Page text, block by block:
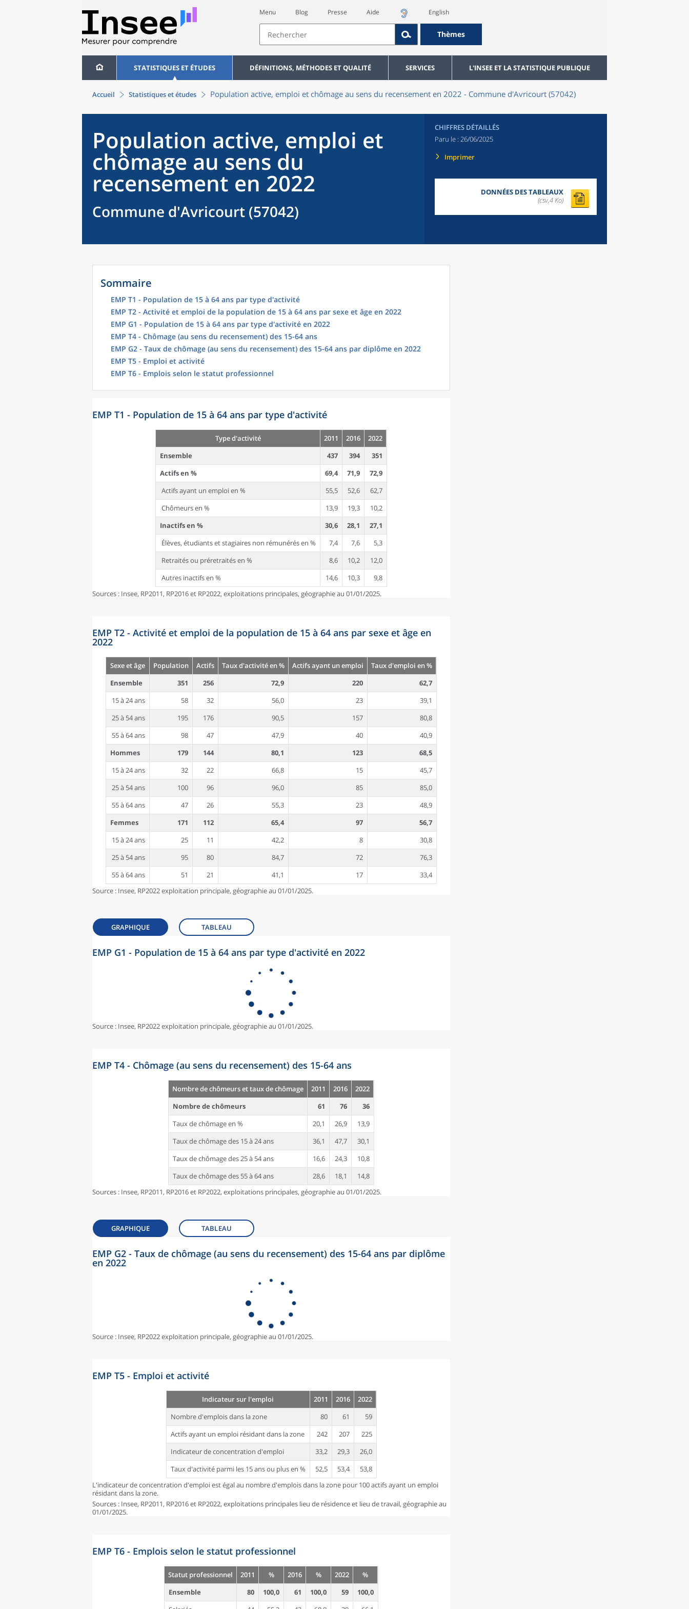
Menu Blog Presse Aide English
Thèmes
STATISTIQUES ET ÉTUDES DÉFINITIONS, MÉTHODES ET QUALITÉ SERVICES L'INSEE ET LA STATISTIQUE PUBLIQUE
Accueil Statistiques et études Population active, emploi et chômage au sens du recensement en 2022 - Commune d'Avricourt (57042)
Population active, emploi et
chômage au sens du
recensement en 2022
Commune d'Avricourt (57042)
CHIFFRES DÉTAILLÉS
Paru le : 26/06/2025
Imprimer
DONNÉES DES TABLEAUX
(csv,4 Ko)
Sommaire
EMP T1 - Population de 15 à 64 ans par type d'activité
EMP T2 - Activité et emploi de la population de 15 à 64 ans par sexe et âge en 2022
EMP G1 - Population de 15 à 64 ans par type d'activité en 2022
EMP T4 - Chômage (au sens du recensement) des 15-64 ans
EMP G2 - Taux de chômage (au sens du recensement) des 15-64 ans par diplôme en 2022
EMP T5 - Emploi et activité
EMP T6 - Emplois selon le statut professionnel
EMP T1 - Population de 15 à 64 ans par type d'activité
Type d'activité 2011 2016
2022
Ensemble
437 394
351
Actifs en %
69,4 71,9
72,9
Actifs ayant un emploi en %
55,5 52,6
62,7
Chômeurs en %
13,9 19,3
10,2
Inactifs en %
30,6 28,1
27,1
Élèves, étudiants et stagiaires non rémunérés en %
7,4 7,6
5,3
Retraités ou préretraités en %
8,6 10,2
12,0
Autres inactifs en %
14,6 10,3
9,8
Sources : Insee, RP2011, RP2016 et RP2022, exploitations principales, géographie au 01/01/2025.
EMP T2 - Activité et emploi de la population de 15 à 64 ans par sexe et âge en
2022
Sexe et âge Population Actifs Taux d'activité en % Actifs ayant un emploi
Taux d'emploi en %
Ensemble
351 256 72,9 220
62,7
15 à 24 ans
58 32 56,0 23
39,1
25 à 54 ans
195 176 90,5 157
80,8
55 à 64 ans
98 47 47,9 40
40,9
Hommes
179 144 80,1 123
68,5
15 à 24 ans
32 22 66,8 15
45,7
25 à 54 ans
100 96 96,0 85
85,0
55 à 64 ans
47 26 55,3 23
48,9
Femmes
171 112 65,4 97
56,7
15 à 24 ans
25 11 42,2 8
30,8
25 à 54 ans
95 80 84,7 72
76,3
55 à 64 ans
51 21 41,1 17
33,4
Source : Insee, RP2022 exploitation principale, géographie au 01/01/2025.
GRAPHIQUE TABLEAU
EMP G1 - Population de 15 à 64 ans par type d'activité en 2022
Source : Insee, RP2022 exploitation principale, géographie au 01/01/2025.
EMP T4 - Chômage (au sens du recensement) des 15-64 ans
Nombre de chômeurs et taux de chômage 2011 2016
2022
Nombre de chômeurs
61 76
36
Taux de chômage en %
20,1 26,9
13,9
Taux de chômage des 15 à 24 ans
36,1 47,7
30,1
Taux de chômage des 25 à 54 ans
16,6 24,3
10,8
Taux de chômage des 55 à 64 ans
28,6 18,1
14,8
Sources : Insee, RP2011, RP2016 et RP2022, exploitations principales, géographie au 01/01/2025.
GRAPHIQUE TABLEAU
EMP G2 - Taux de chômage (au sens du recensement) des 15-64 ans par diplôme
en 2022
Source : Insee, RP2022 exploitation principale, géographie au 01/01/2025.
EMP T5 - Emploi et activité
Indicateur sur l'emploi 2011 2016
2022
Nombre d'emplois dans la zone
80 61
59
Actifs ayant un emploi résidant dans la zone
242 207
225
Indicateur de concentration d'emploi
33,2 29,3
26,0
Taux d'activité parmi les 15 ans ou plus en %
52,5 53,4
53,8
L'indicateur de concentration d'emploi est égal au nombre d'emplois dans la zone pour 100 actifs ayant un emploi
résidant dans la zone.
Sources : Insee, RP2011, RP2016 et RP2022, exploitations principales lieu de résidence et lieu de travail, géographie au
01/01/2025.
EMP T6 - Emplois selon le statut professionnel
Statut professionnel 2011 % 2016 % 2022
%
Ensemble
80 100,0 61 100,0 59
100,0